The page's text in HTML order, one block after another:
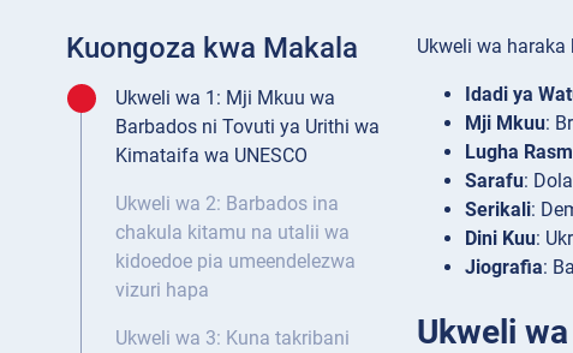
Kuongoza kwa Makala
Ukweli wa 1: Mji Mkuu wa
Barbados ni Tovuti ya Urithi wa
Kimataifa wa UNESCO
Ukweli wa 2: Barbados ina
chakula kitamu na utalii wa
kidoedoe pia umeendelezwa
vizuri hapa
Ukweli wa 3: Kuna takribani
Ukweli wa haraka
Idadi ya
Mji Mkuu:
Lugha
Sarafu:
Serikali:
Dini Kuu:
Jiografia:
Ukweli